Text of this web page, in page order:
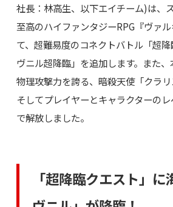
社長：林高生、以下エイチーム)は、
至高のハイファンタジーRPG『ヴァ
て、超難易度のコネクトバトル「超
ヴニル超降臨」を追加します。また
物理攻撃力を誇る、暗殺天使「クラリ
そしてプレイヤーとキャラクターの
で解放しました。
「超降臨クエスト」